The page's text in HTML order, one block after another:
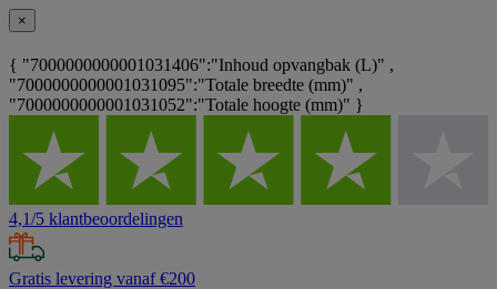
×
{ "7000000000001031406":"Inhoud opvangbak (L)" ,
"7000000000001031095":"Totale breedte (mm)" ,
"7000000000001031052":"Totale hoogte (mm)" }
4,1/5 klantbeoordelingen
Gratis levering vanaf €200